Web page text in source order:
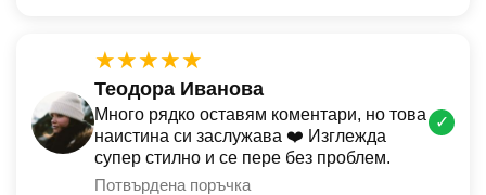
★★★★★
Теодора Иванова
Много рядко оставям коментари, но това
наистина си заслужава ❤️ Изглежда
супер стилно и се пере без проблем.
Потвърдена поръчка
✓